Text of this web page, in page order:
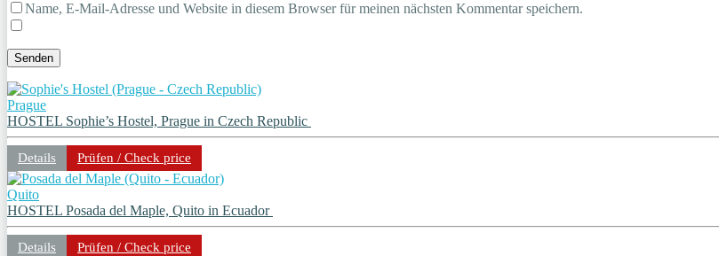
Name, E-Mail-Adresse und Website in diesem Browser für meinen nächsten Kommentar speichern.
Prague
HOSTEL Sophie’s Hostel, Prague in Czech Republic
Details Prüfen / Check price
Quito
HOSTEL Posada del Maple, Quito in Ecuador
Details Prüfen / Check price